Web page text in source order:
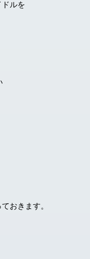
ルを
おきます。